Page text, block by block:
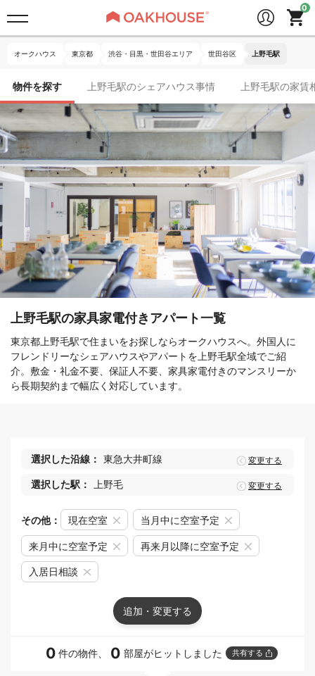
オークハウス 東京都 渋谷・目黒・世田谷エリア 世田谷区 上野毛駅
物件を探す 上野毛駅のシェアハウス事情 上野毛駅の家賃
上野毛駅の家具家電付きアパート一覧
東京都上野毛駅で住まいをお探しならオークハウスへ。外国人に
フレンドリーなシェアハウスやアパートを上野毛駅全域でご紹
介。敷金・礼金不要、保証人不要、家具家電付きのマンスリーか
ら長期契約まで幅広く対応しています。
選択した沿線： 東急大井町線 変更する
選択した駅： 上野毛 変更する
その他： 現在空室 当月中に空室予定
来月中に空室予定 再来月以降に空室予定
入居日相談
追加・変更する
0 件の物件、 0 部屋がヒットしました 共有する